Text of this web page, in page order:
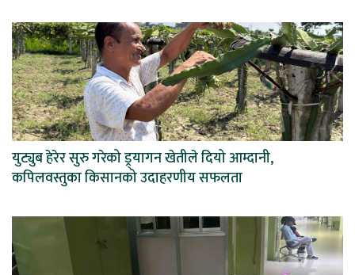
युट्युब हेरेर सुरु गरेको ड्र्यागन खेतीले दियो आम्दानी,
कपिलवस्तुका किसानको उदाहरणीय सफलता